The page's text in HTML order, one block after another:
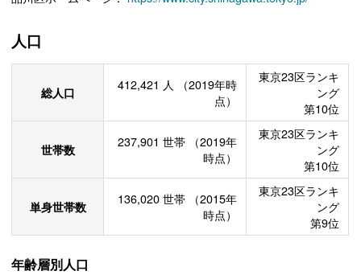
人口
総人口 412,421 人
（2019年時
点）
東京23区ランキ
ング
第10位
世帯数 237,901 世帯
（2019年
時点）
東京23区ランキ
ング
第10位
単身世帯数 136,020 世帯
（2015年
時点）
東京23区ランキ
ング
第9位
年齢層別人口